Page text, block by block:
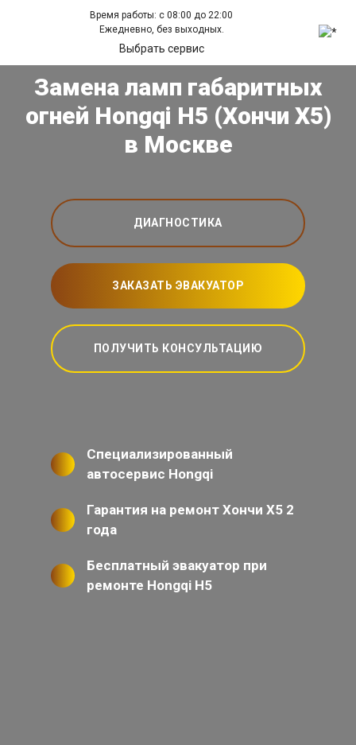
Время работы: с 08:00 до 22:00
Ежедневно, без выходных.
Выбрать сервис
Замена ламп габаритных
огней Hongqi H5 (Хончи Х5)
в Москве
ДИАГНОСТИКА
ЗАКАЗАТЬ ЭВАКУАТОР
ПОЛУЧИТЬ КОНСУЛЬТАЦИЮ
Специализированный
автосервис Hongqi
Гарантия на ремонт Хончи Х5 2
года
Бесплатный эвакуатор при
ремонте Hongqi H5